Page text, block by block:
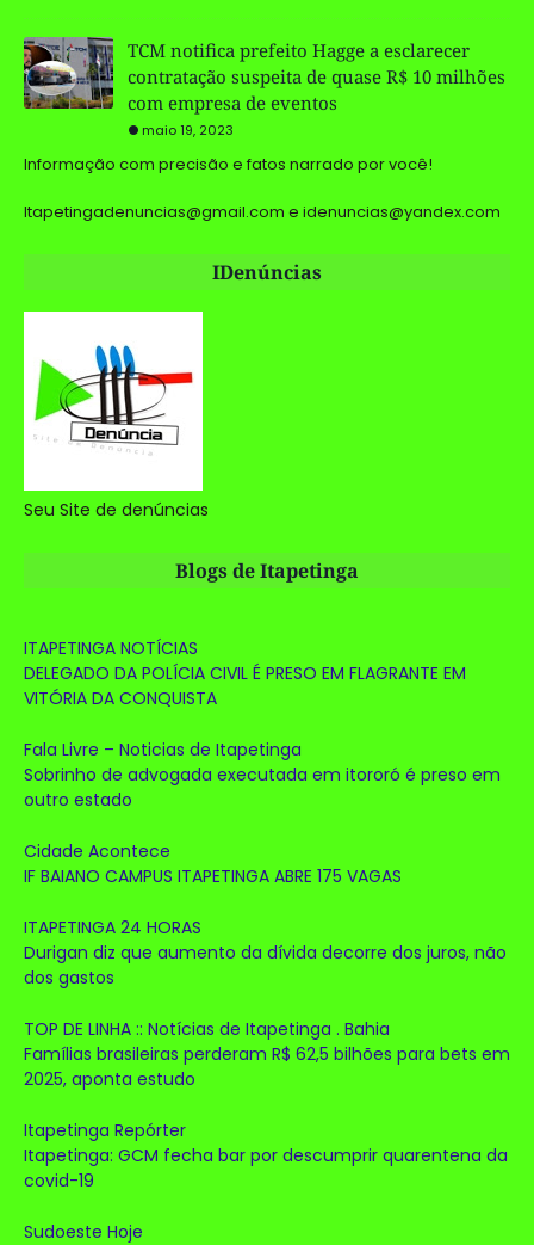
TCM notifica prefeito Hagge a esclarecer
contratação suspeita de quase R$ 10 milhões
com empresa de eventos
maio 19, 2023
Informação com precisão e fatos narrado por você!
Itapetingadenuncias@gmail.com e idenuncias@yandex.com
IDenúncias
Seu Site de denúncias
Blogs de Itapetinga
ITAPETINGA NOTÍCIAS
DELEGADO DA POLÍCIA CIVIL É PRESO EM FLAGRANTE EM
VITÓRIA DA CONQUISTA
Fala Livre – Noticias de Itapetinga
Sobrinho de advogada executada em itororó é preso em
outro estado
Cidade Acontece
IF BAIANO CAMPUS ITAPETINGA ABRE 175 VAGAS
ITAPETINGA 24 HORAS
Durigan diz que aumento da dívida decorre dos juros, não
dos gastos
TOP DE LINHA :: Notícias de Itapetinga . Bahia
Famílias brasileiras perderam R$ 62,5 bilhões para bets em
2025, aponta estudo
Itapetinga Repórter
Itapetinga: GCM fecha bar por descumprir quarentena da
covid-19
Sudoeste Hoje